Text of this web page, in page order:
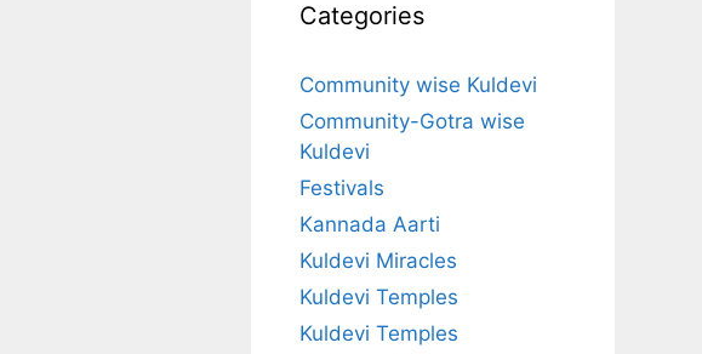
Categories
Community wise Kuldevi
Community-Gotra wise
Kuldevi
Festivals
Kannada Aarti
Kuldevi Miracles
Kuldevi Temples
Kuldevi Temples